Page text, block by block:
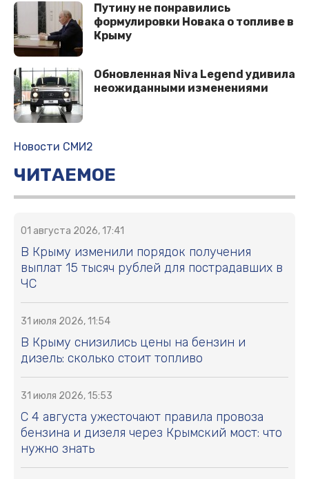
️Путину не понравились
формулировки Новака о топливе в
Крыму
Обновленная Niva Legend удивила
неожиданными изменениями
Новости СМИ2
ЧИТАЕМОЕ
01 августа 2026, 17:41
В Крыму изменили порядок получения
выплат 15 тысяч рублей для пострадавших в
ЧС
31 июля 2026, 11:54
В Крыму снизились цены на бензин и
дизель: сколько стоит топливо
31 июля 2026, 15:53
С 4 августа ужесточают правила провоза
бензина и дизеля через Крымский мост: что
нужно знать